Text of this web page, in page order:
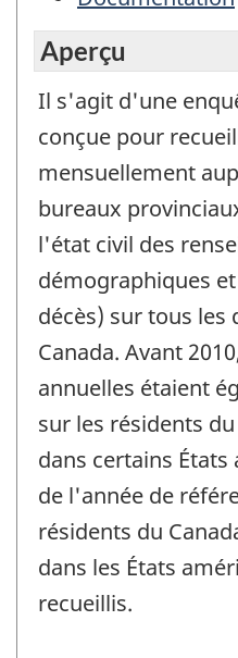
Aperçu
Il s'agit d'une
conçue pour
mensuellement
bureaux
l'état civil des
démographiques
décès) sur tous les
Canada. Avant
annuelles étaient
sur les résidents
dans certains
de l'année de
résidents du
dans les États
recueillis.